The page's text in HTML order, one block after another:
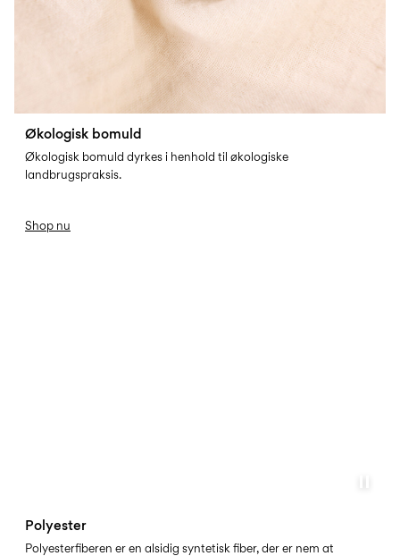
Økologisk bomuld
Økologisk bomuld dyrkes i henhold til økologiske
landbrugspraksis.
Shop nu
Polyester
Polyesterfiberen er en alsidig syntetisk fiber, der er nem at